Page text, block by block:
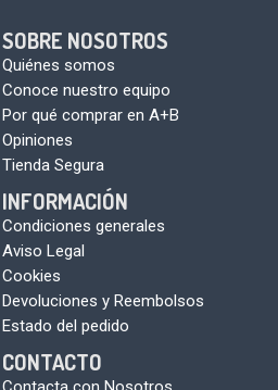
SOBRE NOSOTROS
Quiénes somos
Conoce nuestro equipo
Por qué comprar en A+B
Opiniones
Tienda Segura
INFORMACIÓN
Condiciones generales
Aviso Legal
Cookies
Devoluciones y Reembolsos
Estado del pedido
CONTACTO